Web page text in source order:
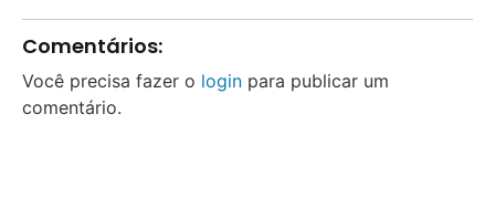
Comentários:
Você precisa fazer o login para publicar um
comentário.